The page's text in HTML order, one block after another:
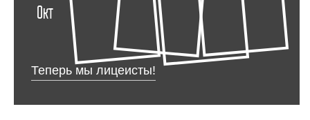
Окт
Теперь мы лицеисты!